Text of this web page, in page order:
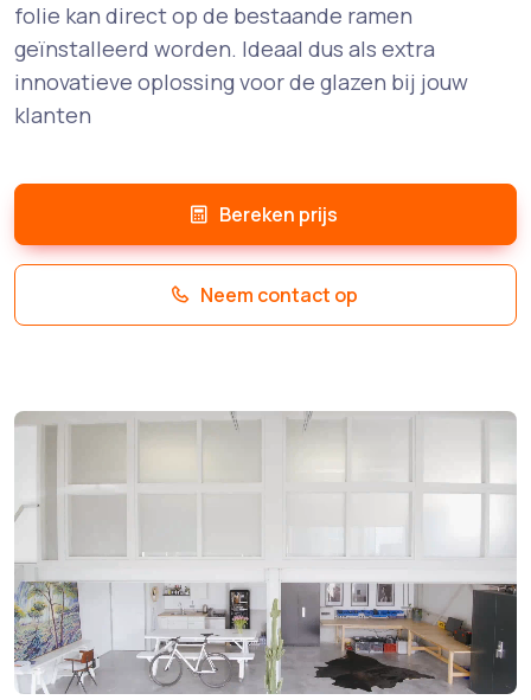
folie kan direct op de bestaande ramen
geïnstalleerd worden. Ideaal dus als extra
innovatieve oplossing voor de glazen bij jouw
klanten
Bereken prijs
Neem contact op